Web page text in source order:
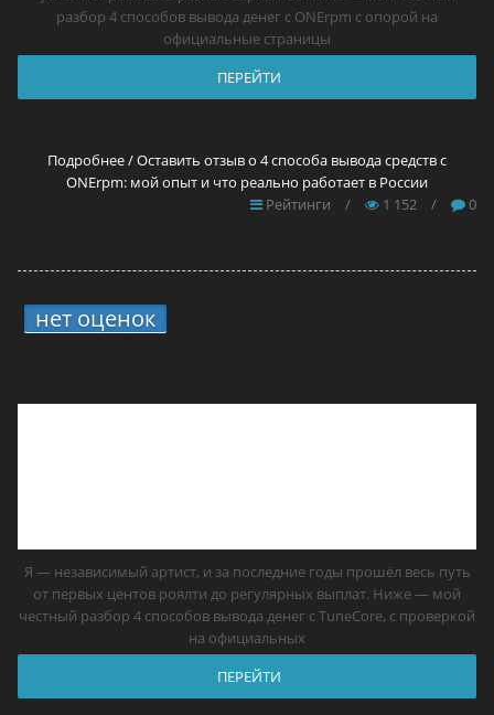
разбор 4 способов вывода денег с ONErpm с опорой на
официальные страницы
ПЕРЕЙТИ
Подробнее / Оставить отзыв о 4 способа вывода средств с
ONErpm: мой опыт и что реально работает в России
Рейтинги
/ 1 152 / 0
нет оценок
Я — независимый артист, и за последние годы прошёл весь путь
от первых центов роялти до регулярных выплат. Ниже — мой
честный разбор 4 способов вывода денег с TuneCore, с проверкой
на официальных
ПЕРЕЙТИ